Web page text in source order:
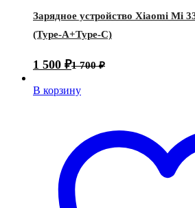
Зарядное устройство Xiaomi Mi
(Type-A+Type-C)
1 500 ₽1 700₽
В корзину